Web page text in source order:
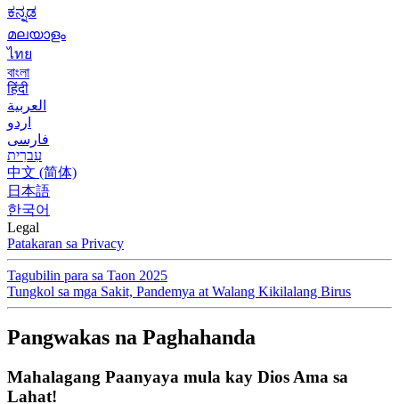
ಕನ್ನಡ
മലയാളം
ไทย
বাংলা
हिंदी
العربية
اردو
فارسی
עִברִית
中文 (简体)
日本語
한국어
Legal
Patakaran sa Privacy
Tagubilin para sa Taon 2025
Tungkol sa mga Sakit, Pandemya at Walang Kikilalang Birus
Pangwakas na Paghahanda
Mahalagang Paanyaya mula kay Dios Ama sa
Lahat!